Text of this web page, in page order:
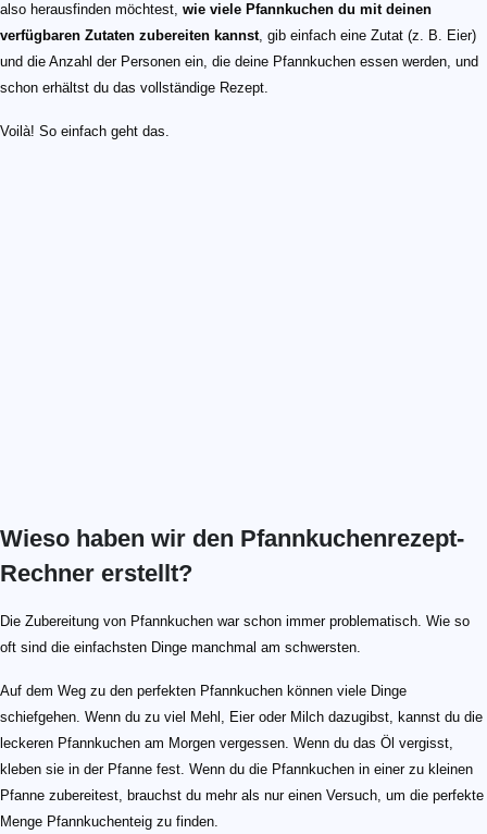
also herausfinden möchtest, wie viele Pfannkuchen du mit deinen
verfügbaren Zutaten zubereiten kannst, gib einfach eine Zutat (z. B. Eier)
und die Anzahl der Personen ein, die deine Pfannkuchen essen werden, und
schon erhältst du das vollständige Rezept.
Voilà! So einfach geht das.
Wieso haben wir den Pfannkuchenrezept-
Rechner erstellt?
Die Zubereitung von Pfannkuchen war schon immer problematisch. Wie so
oft sind die einfachsten Dinge manchmal am schwersten.
Auf dem Weg zu den perfekten Pfannkuchen können viele Dinge
schiefgehen. Wenn du zu viel Mehl, Eier oder Milch dazugibst, kannst du die
leckeren Pfannkuchen am Morgen vergessen. Wenn du das Öl vergisst,
kleben sie in der Pfanne fest. Wenn du die Pfannkuchen in einer zu kleinen
Pfanne zubereitest, brauchst du mehr als nur einen Versuch, um die perfekte
Menge Pfannkuchenteig zu finden.